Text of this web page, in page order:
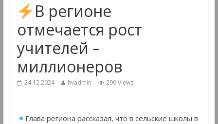
В регионе
отмечается рост
учителей –
миллионеров
24.12.2024 hvadmin 290 Views
Глава региона рассказал, что в сельские школы в